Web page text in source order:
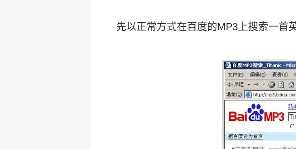
先以正常方式在百度的MP3上搜索一首